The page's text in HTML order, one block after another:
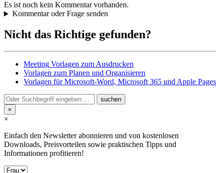
Es ist noch kein Kommentar vorhanden.
Kommentar oder Frage senden
Nicht das Richtige gefunden?
Meeting Vorlagen zum Ausdrucken
Vorlagen zum Planen und Organisieren
Vorlagen für Microsoft-Word, Microsoft 365 und Apple Pages
×
×
Einfach den Newsletter abonnieren und von kostenlosen
Downloads, Preisvorteilen sowie praktischen Tipps und
Informationen profitieren!